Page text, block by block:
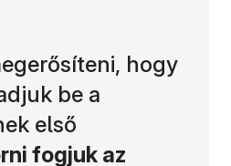
hogy
be a
első
fogjuk az